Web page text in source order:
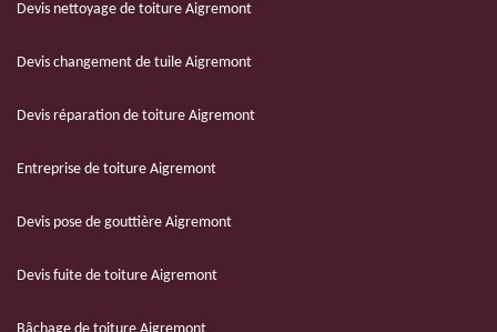
Devis nettoyage de toiture Aigremont
Devis changement de tuile Aigremont
Devis réparation de toiture Aigremont
Entreprise de toiture Aigremont
Devis pose de gouttière Aigremont
Devis fuite de toiture Aigremont